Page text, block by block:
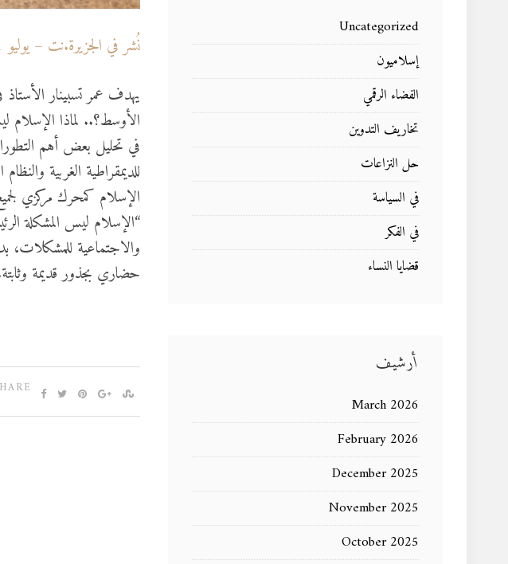
نُشر في الجزيرة.نت – يوليو 2021
يهدف عمر تسبينار
الأوسط؟.. لماذا الإسلام
في تحليل بعض أهم
الإسلام كمحرك مركزي
“الإسلام ليس المشكلة
والاجتماعية للمشكلات،
حضاري بجذور قديمة
Uncategorized
إسلاميون
الفضاء الرقمي
تخاريف التدوين
حل النزاعات
في السياسة
في الفكر
قضايا النساء
أرشيف
March 2026
February 2026
December 2025
November 2025
October 2025